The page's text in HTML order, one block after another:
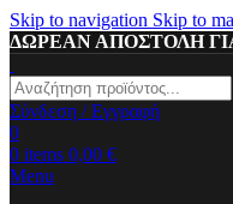
Skip to navigation Skip to
ΔΩΡΕΑΝ ΑΠΟΣΤΟΛΗ
Σύνδεση / Εγγραφή
0
0 items 0,00 €
Menu